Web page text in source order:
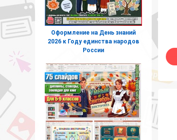
Оформление на День знаний
2026 к Году единства народов
России